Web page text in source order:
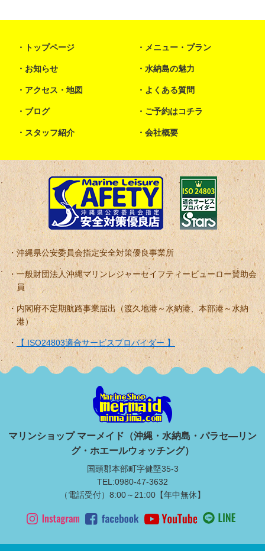
トップページ メニュー・プラン
お知らせ 水納島の魅力
アクセス・地図 よくある質問
ブログ ご予約はコチラ
スタッフ紹介 会社概要
沖縄県公安委員会指定安全対策優良事業所
一般財団法人沖縄マリンレジャーセイフティービューロー賛助会
員
内閣府不定期航路事業届出（渡久地港～水納港、本部港～水納
港）
【 ISO24803適合サービスプロバイダー 】
マリンショップ マーメイド（沖縄・水納島・パラセ―リン
グ・ホエールウォッチング）
国頭郡本部町字健堅35-3
TEL:0980-47-3632
（電話受付）8:00～21:00【年中無休】